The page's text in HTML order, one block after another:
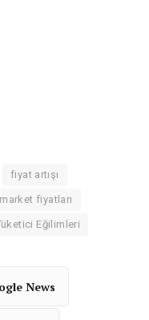
fiyat artışı
market fiyatları
Eğilimleri
News